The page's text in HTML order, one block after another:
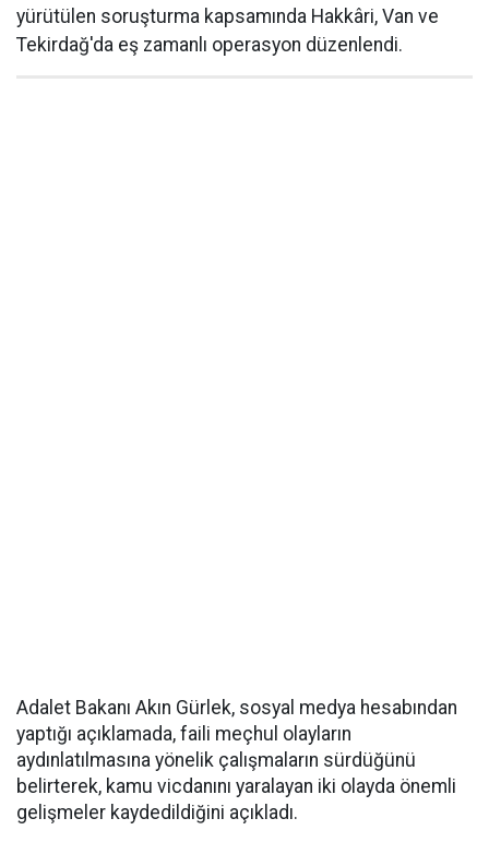
yürütülen soruşturma kapsamında Hakkâri, Van ve
Tekirdağ'da eş zamanlı operasyon düzenlendi.
Adalet Bakanı Akın Gürlek, sosyal medya hesabından
yaptığı açıklamada, faili meçhul olayların
aydınlatılmasına yönelik çalışmaların sürdüğünü
belirterek, kamu vicdanını yaralayan iki olayda önemli
gelişmeler kaydedildiğini açıkladı.